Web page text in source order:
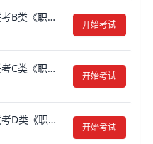
2021年5月22日全国事业单位联考B类《职业能力倾向测验》真题试卷及答案【含解析】（安徽/湖北/贵州/云南/广西/宁夏/青海/甘肃/四川/内蒙古/陕西西安）
开始考试
2021年5月22日全国事业单位联考C类《职业能力倾向测验》真题试卷及答案【含解析】（安徽/湖北/贵州/云南/广西/宁夏/青海/甘肃/四川/内蒙古/陕西西安）
开始考试
2021年5月22日全国事业单位联考D类《职业能力倾向测验》真题试卷及答案【含解析】（安徽/湖北/贵州/云南/广西/宁夏/青海/甘肃/四川/内蒙古/陕西西安）
开始考试